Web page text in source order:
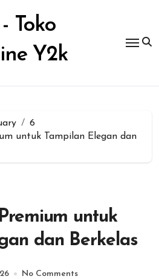
Toko
Y2k
6
untuk Tampilan Elegan dan
untuk
dan Berkelas
No Comments